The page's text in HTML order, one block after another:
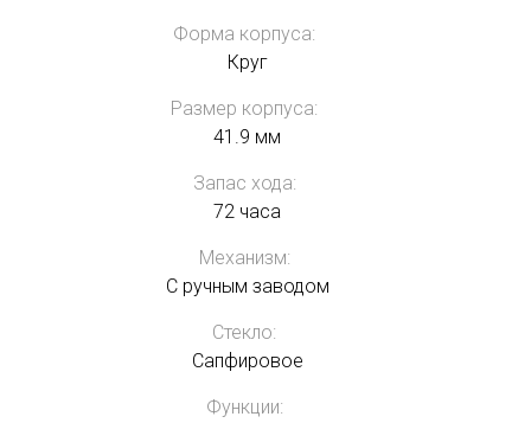
Форма корпуса:
Круг
Размер корпуса:
41.9 мм
Запас хода:
72 часа
Механизм:
С ручным заводом
Стекло:
Сапфировое
Функции: